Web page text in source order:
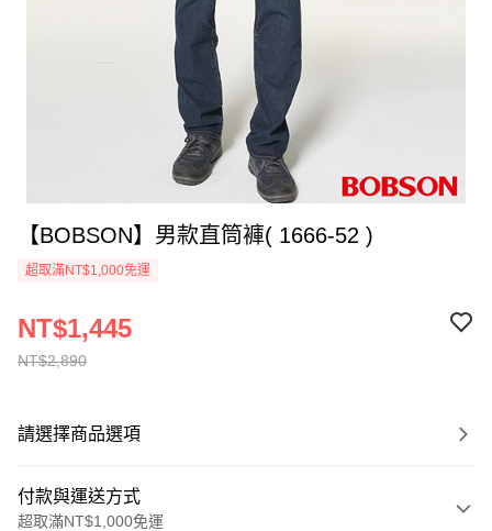
【BOBSON】男款直筒褲( 1666-52 )
超取滿NT$1,000免運
NT$2,890
NT$1,445
請選擇商品選項
付款與運送方式
超取滿NT$1,000免運